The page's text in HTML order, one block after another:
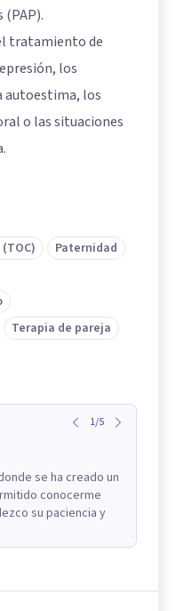
tratamiento de
los
autoestima, los
o las situaciones
Paternidad
Terapia de pareja
1/5
se ha creado un
conocerme
su paciencia y